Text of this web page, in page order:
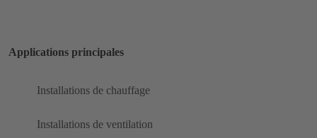
Applications principales
Installations de chauffage
Installations de ventilation